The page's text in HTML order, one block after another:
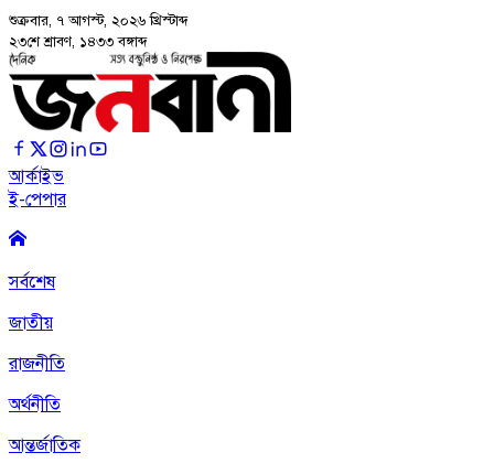
শুক্রবার, ৭ আগস্ট, ২০২৬ খ্রিস্টাব্দ
২৩শে শ্রাবণ, ১৪৩৩ বঙ্গাব্দ
আর্কাইভ
ই-পেপার
সর্বশেষ
জাতীয়
রাজনীতি
অর্থনীতি
আন্তর্জাতিক